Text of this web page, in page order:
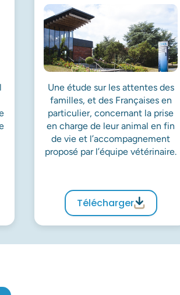
Une étude sur les attentes des
familles, et des Françaises en
particulier, concernant la prise
en charge de leur animal en fin
de vie et l’accompagnement
proposé par l’équipe vétérinaire.
Télécharger